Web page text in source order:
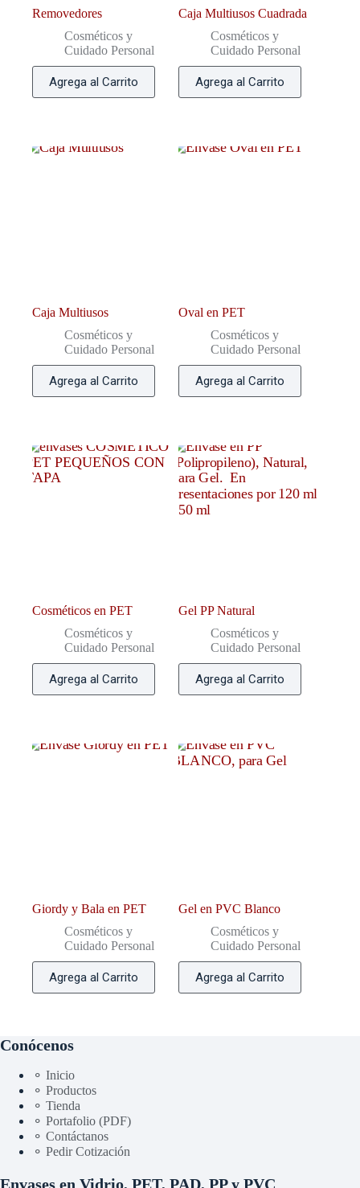
Removedores
Cosméticos y
Cuidado Personal
Agrega al Carrito
Caja Multiusos Cuadrada
Cosméticos y
Cuidado Personal
Agrega al Carrito
Caja Multiusos
Cosméticos y
Cuidado Personal
Agrega al Carrito
Oval en PET
Cosméticos y
Cuidado Personal
Agrega al Carrito
Cosméticos en PET
Cosméticos y
Cuidado Personal
Agrega al Carrito
Gel PP Natural
Cosméticos y
Cuidado Personal
Agrega al Carrito
Giordy y Bala en PET
Cosméticos y
Cuidado Personal
Agrega al Carrito
Gel en PVC Blanco
Cosméticos y
Cuidado Personal
Agrega al Carrito
Conócenos
⚬ Inicio
⚬ Productos
⚬ Tienda
⚬ Portafolio (PDF)
⚬ Contáctanos
⚬ Pedir Cotización
Envases en Vidrio, PET, PAD, PP y PVC